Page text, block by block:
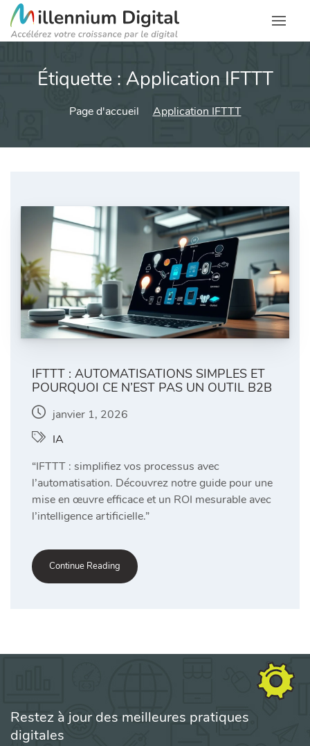
Étiquette : Application IFTTT
Page d'accueil Application IFTTT
IFTTT : AUTOMATISATIONS SIMPLES ET
POURQUOI CE N’EST PAS UN OUTIL B2B
janvier 1, 2026
IA
“IFTTT : simplifiez vos processus avec
l’automatisation. Découvrez notre guide pour une
mise en œuvre efficace et un ROI mesurable avec
l’intelligence artificielle.”
Continue Reading
Restez à jour des meilleures pratiques
digitales